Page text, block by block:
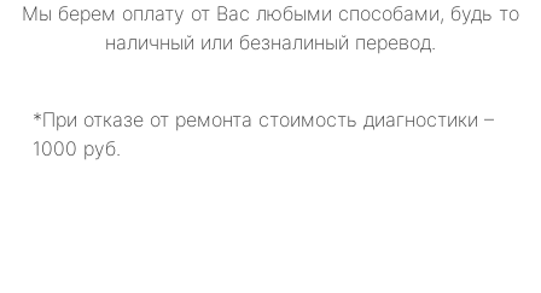
Мы берем оплату от Вас любыми способами, будь то
наличный или безналиный перевод.
*При отказе от ремонта стоимость диагностики –
1000 руб.